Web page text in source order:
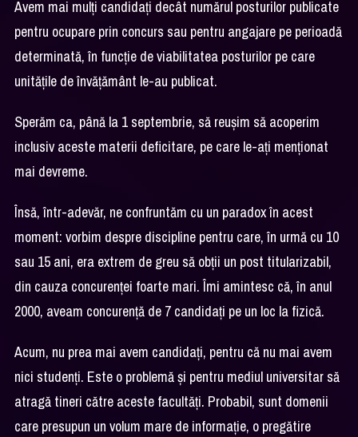
Avem mai mulți candidați decât numărul posturilor publicate
pentru ocupare prin concurs sau pentru angajare pe perioadă
determinată, în funcție de viabilitatea posturilor pe care
unitățile de învățământ le-au publicat.
Sperăm ca, până la 1 septembrie, să reușim să acoperim
inclusiv aceste materii deficitare, pe care le-ați menționat
mai devreme.
Însă, într-adevăr, ne confruntăm cu un paradox în acest
moment: vorbim despre discipline pentru care, în urmă cu 10
sau 15 ani, era extrem de greu să obții un post titularizabil,
din cauza concurenței foarte mari. Îmi amintesc că, în anul
2000, aveam concurență de 7 candidați pe un loc la fizică.
Acum, nu prea mai avem candidați, pentru că nu mai avem
nici studenți. Este o problemă și pentru mediul universitar să
atragă tineri către aceste facultăți. Probabil, sunt domenii
care presupun un volum mare de informație, o pregătire